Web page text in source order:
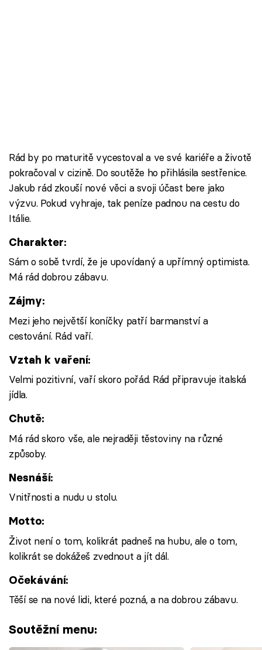
Rád by po maturitě vycestoval a ve své kariéře a životě
pokračoval v cizině. Do soutěže ho přihlásila sestřenice.
Jakub rád zkouší nové věci a svoji účast bere jako
výzvu. Pokud vyhraje, tak peníze padnou na cestu do
Itálie.
Charakter:
Sám o sobě tvrdí, že je upovídaný a upřímný optimista.
Má rád dobrou zábavu.
Zájmy:
Mezi jeho největší koníčky patří barmanství a
cestování. Rád vaří.
Vztah k vaření:
Velmi pozitivní, vaří skoro pořád. Rád připravuje italská
jídla.
Chutě:
Má rád skoro vše, ale nejraději těstoviny na různé
způsoby.
Nesnáší:
Vnitřnosti a nudu u stolu.
Motto:
Život není o tom, kolikrát padneš na hubu, ale o tom,
kolikrát se dokážeš zvednout a jít dál.
Očekávání:
Těší se na nové lidi, které pozná, a na dobrou zábavu.
Soutěžní menu: